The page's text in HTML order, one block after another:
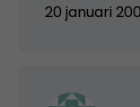
20 januari